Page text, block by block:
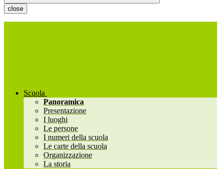
close
Scuola
Panoramica
Presentazione
I luoghi
Le persone
I numeri della scuola
Le carte della scuola
Organizzazione
La storia